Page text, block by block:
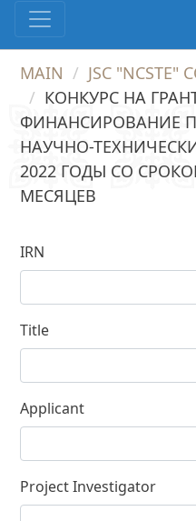
MAIN JSC "NCSTE"
КОНКУРС НА
ФИНАНСИРОВАНИЕ
НАУЧНО-
2022 ГОДЫ СО
МЕСЯЦЕВ
IRN
Title
Applicant
Project Investigator